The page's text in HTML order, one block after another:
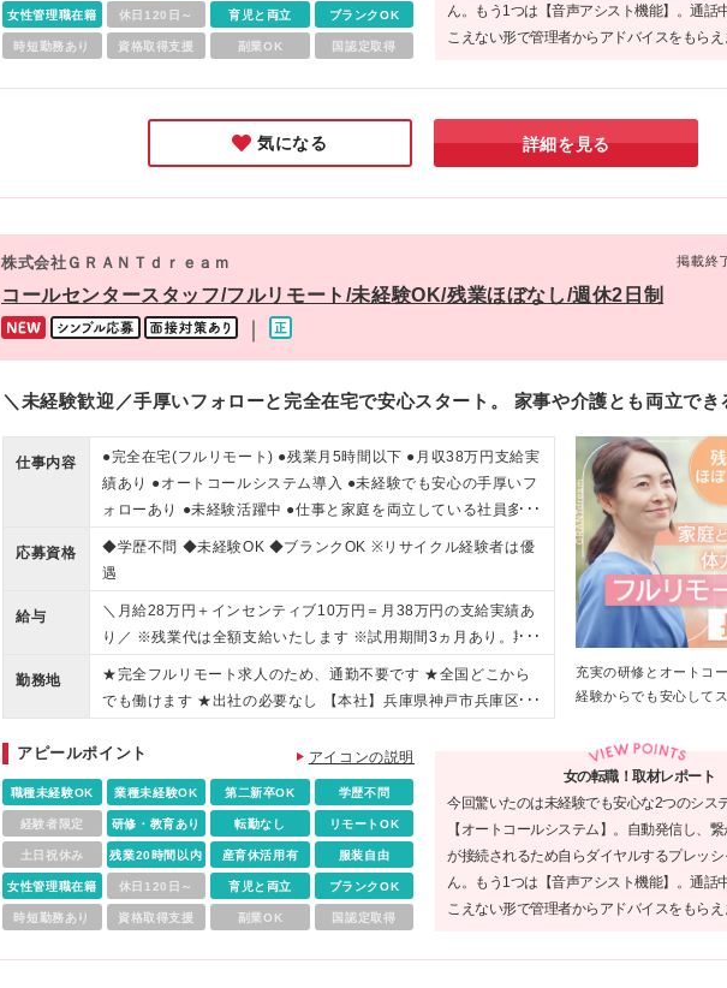
女性管理職在籍 休日120日～ 育児と両立 ブランクOK
時短勤務あり 資格取得支援 副業OK 国認定取得
ん。もう1つは【音声アシスト機能】。通話
こえない形で管理者からアドバイスをもらえ
心して挑戦できる企業様です！
気になる 詳細を見る
株式会社ＧＲＡＮＴｄｒｅａｍ 掲載終
コールセンタースタッフ/フルリモート/未経験OK/残業ほぼなし/週休2日制
＼未経験歓迎／手厚いフォローと完全在宅で安心スタート。 家事や介護とも両立で
仕事内容
●完全在宅(フルリモート) ●残業月5時間以下 ●月収38万円支給実
績あり ●オートコールシステム導入 ●未経験でも安心の手厚いフ
ォローあり ●未経験活躍中 ●仕事と家庭を両立している社員多数
応募資格
◆学歴不問 ◆未経験OK ◆ブランクOK ※リサイクル経験者は優
遇
給与
＼月給28万円＋インセンティブ10万円＝月38万円の支給実績あ
り／ ※残業代は全額支給いたします ※試用期間3ヵ月あり。期
間中の給与・待遇の差異はありません。 月給19万円～35万円＋
インセンティブ＋チーム報酬＋賞与（年1回） ＼他にも…／ ＊
インセンティブ └アポイント獲得数により月1万円～10万円を支
給 ＊チーム報酬 └チームでの目標件数を達成すると月6千円～1
勤務地
★完全フルリモート求人のため、通勤不要です ★全国どこから
でも働けます ★出社の必要なし 【本社】兵庫県神戸市兵庫区浜
充実の研修とオートコ
経験からでも安心して
アピールポイント アイコンの説明
職種未経験OK 業種未経験OK 第二新卒OK 学歴不問
経験者限定 研修・教育あり 転勤なし リモートOK
土日祝休み 残業20時間以内 産育休活用有 服装自由
女性管理職在籍 休日120日～ 育児と両立 ブランクOK
時短勤務あり 資格取得支援 副業OK 国認定取得
女の転職！取材レポート
今回驚いたのは未経験でも安心な2つのシス
【オートコールシステム】。自動発信し、
が接続されるため自らダイヤルするプレッ
ん。もう1つは【音声アシスト機能】。通話
こえない形で管理者からアドバイスをもらえ
心して挑戦できる企業様です！